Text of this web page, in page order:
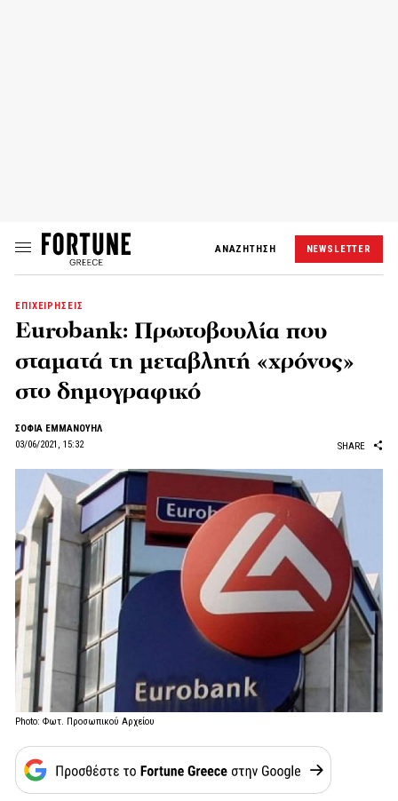
ΑΝΑΖΗΤΗΣΗ NEWSLETTER
ΕΠΙΧΕΙΡΗΣΕΙΣ
Eurobank: Πρωτοβουλία που
σταματά τη μεταβλητή «χρόνος»
στο δημογραφικό
ΣΟΦΙΑ ΕΜΜΑΝΟΥΗΛ
03/06/2021, 15:32
SHARE
Photo: Φωτ. Προσωπικού Αρχείου